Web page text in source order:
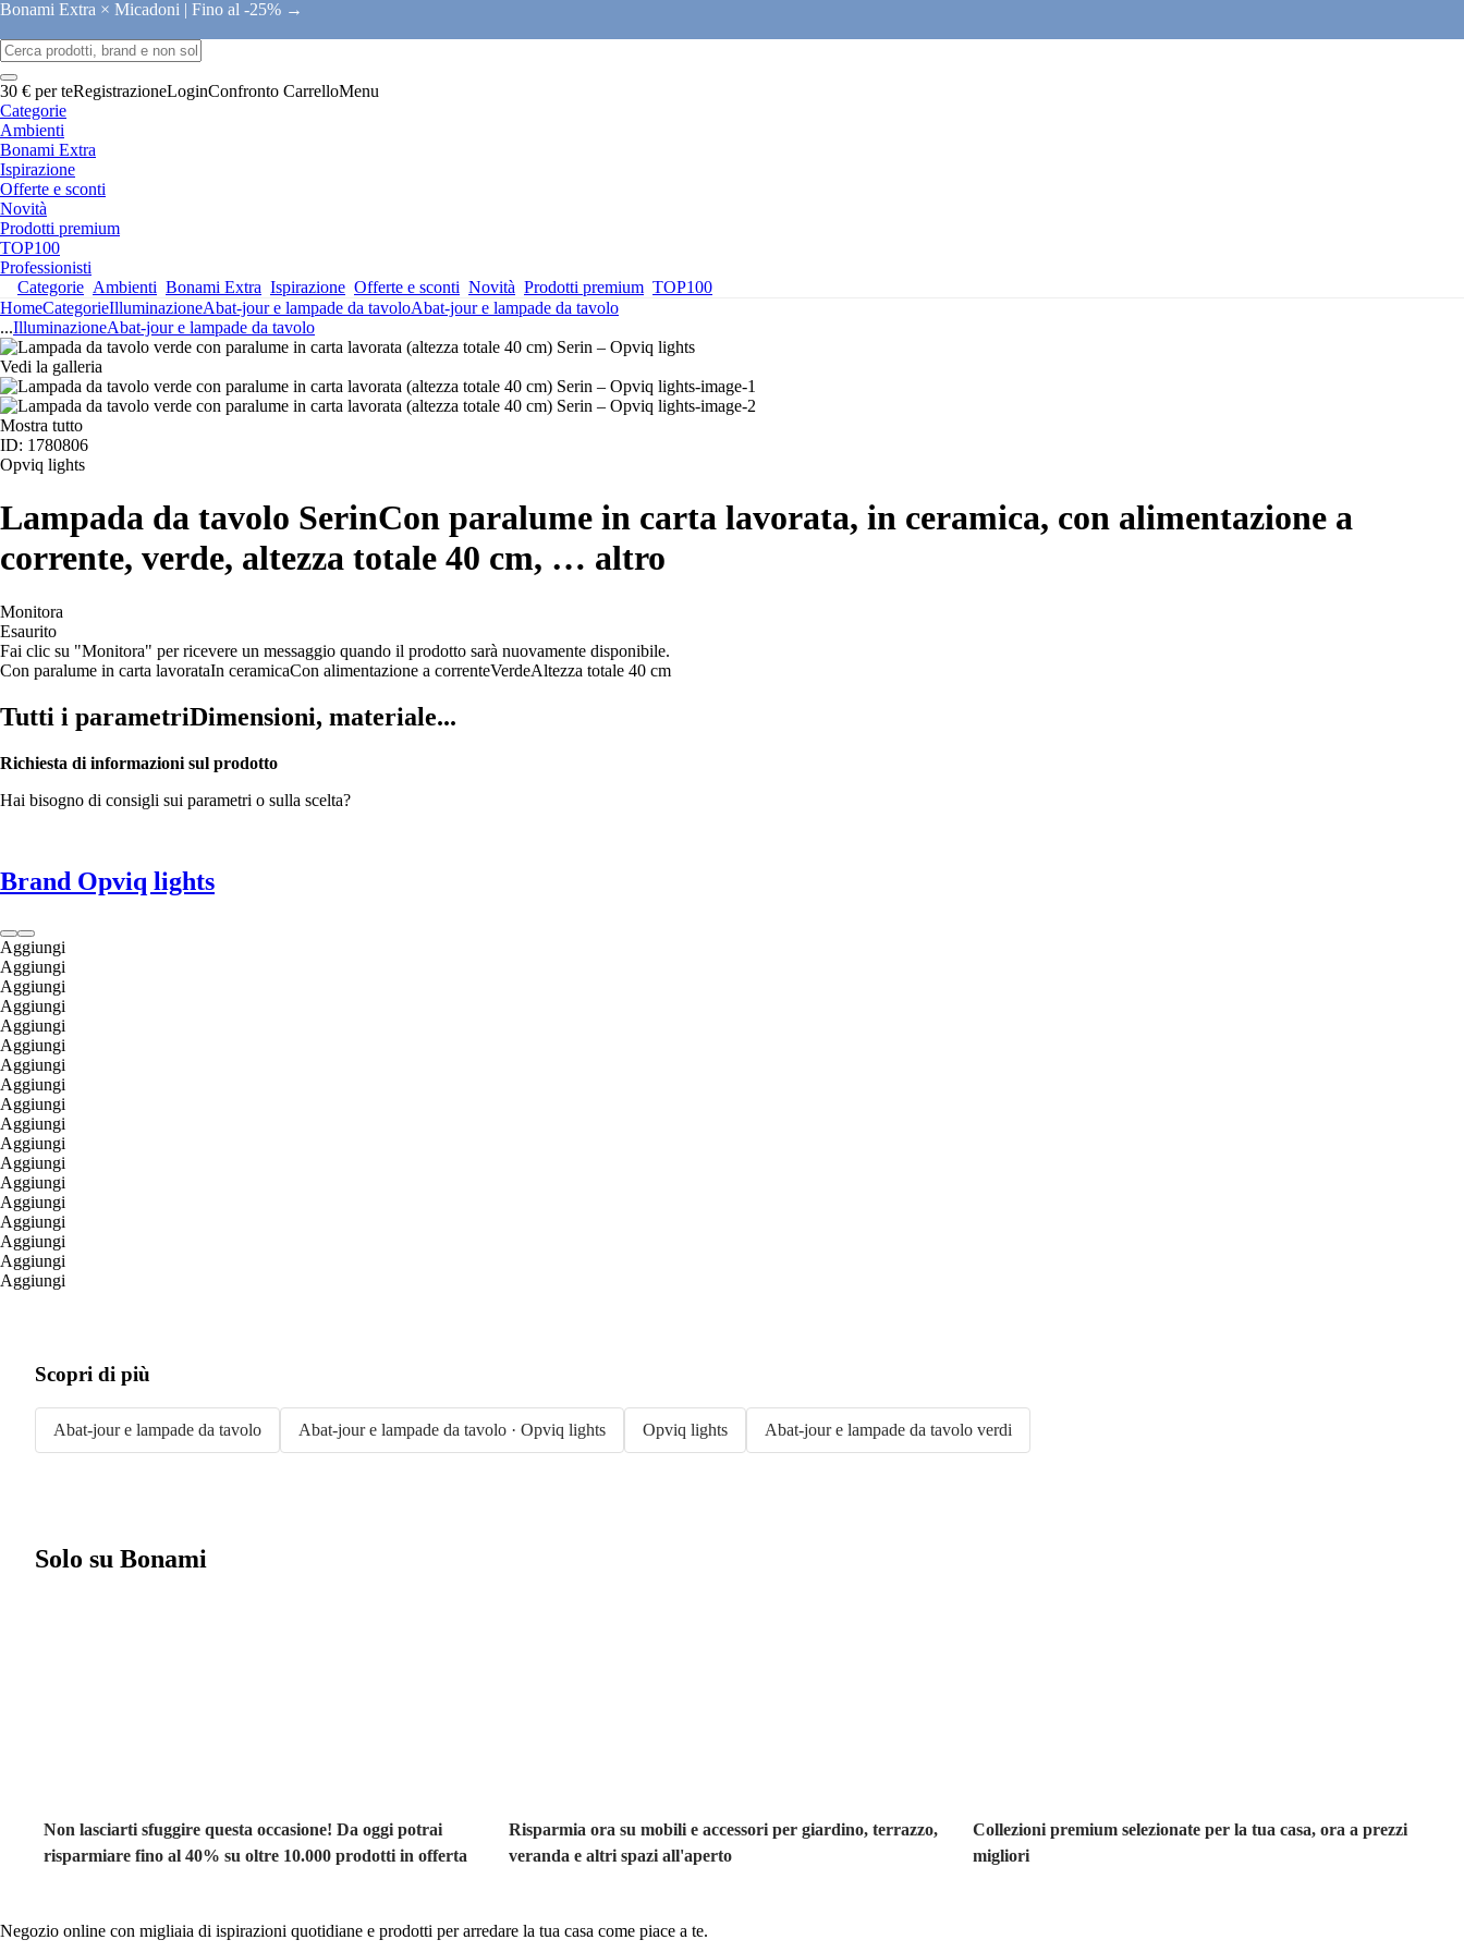
Bonami Extra × Micadoni | Fino al -25% →
30 € per teRegistrazioneLoginConfronto CarrelloMenu
Categorie
Ambienti
Bonami Extra
Ispirazione
Offerte e sconti
Novità
Prodotti premium
TOP100
Professionisti
Categorie Ambienti Bonami Extra Ispirazione Offerte e sconti Novità Prodotti premium TOP100
HomeCategorieIlluminazioneAbat-jour e lampade da tavoloAbat-jour e lampade da tavolo
...IlluminazioneAbat-jour e lampade da tavolo
Vedi la galleria
Mostra tutto
ID: 1780806
Opviq lights
Lampada da tavolo SerinCon paralume in carta lavorata, in ceramica, con alimentazione a
corrente, verde, altezza totale 40 cm, … altro
Monitora
Esaurito
Fai clic su "Monitora" per ricevere un messaggio quando il prodotto sarà nuovamente disponibile.
Con paralume in carta lavorataIn ceramicaCon alimentazione a correnteVerdeAltezza totale 40 cm
Tutti i parametriDimensioni, materiale...
Richiesta di informazioni sul prodotto
Hai bisogno di consigli sui parametri o sulla scelta?
Brand Opviq lights
Aggiungi
Aggiungi
Aggiungi
Aggiungi
Aggiungi
Aggiungi
Aggiungi
Aggiungi
Aggiungi
Aggiungi
Aggiungi
Aggiungi
Aggiungi
Aggiungi
Aggiungi
Aggiungi
Aggiungi
Aggiungi
Scopri di più
Abat-jour e lampade da tavolo Abat-jour e lampade da tavolo · Opviq lights Opviq lights Abat-jour e lampade da tavolo verdi
Solo su Bonami
Non lasciarti sfuggire questa occasione! Da oggi potrai
risparmiare fino al 40% su oltre 10.000 prodotti in offerta
Risparmia ora su mobili e accessori per giardino, terrazzo,
veranda e altri spazi all'aperto
Collezioni premium selezionate per la tua casa, ora a prezzi
migliori
Negozio online con migliaia di ispirazioni quotidiane e prodotti per arredare la tua casa come piace a te.